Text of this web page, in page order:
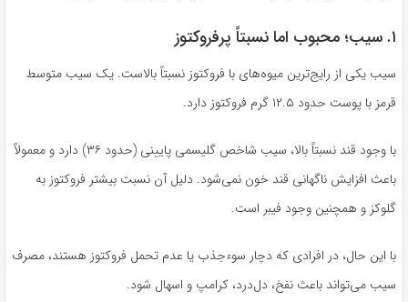
۱. سیب؛ محبوب اما نسبتاً پرفروکتوز
سیب یکی از رایج‌ترین میوه‌های با فروکتوز نسبتاً بالاست. یک سیب متوسط
قرمز با پوست حدود ۱۲.۵ گرم فروکتوز دارد.
با وجود قند نسبتاً بالا، سیب شاخص گلیسمی پایینی (حدود ۳۶) دارد و معمولاً
باعث افزایش ناگهانی قند خون نمی‌شود. دلیل آن نسبت بیشتر فروکتوز به
گلوکز و همچنین وجود فیبر است.
با این حال، در افرادی که دچار سوءجذب یا عدم تحمل فروکتوز هستند، مصرف
سیب می‌تواند باعث نفخ، دل‌درد، کرامپ و اسهال شود.